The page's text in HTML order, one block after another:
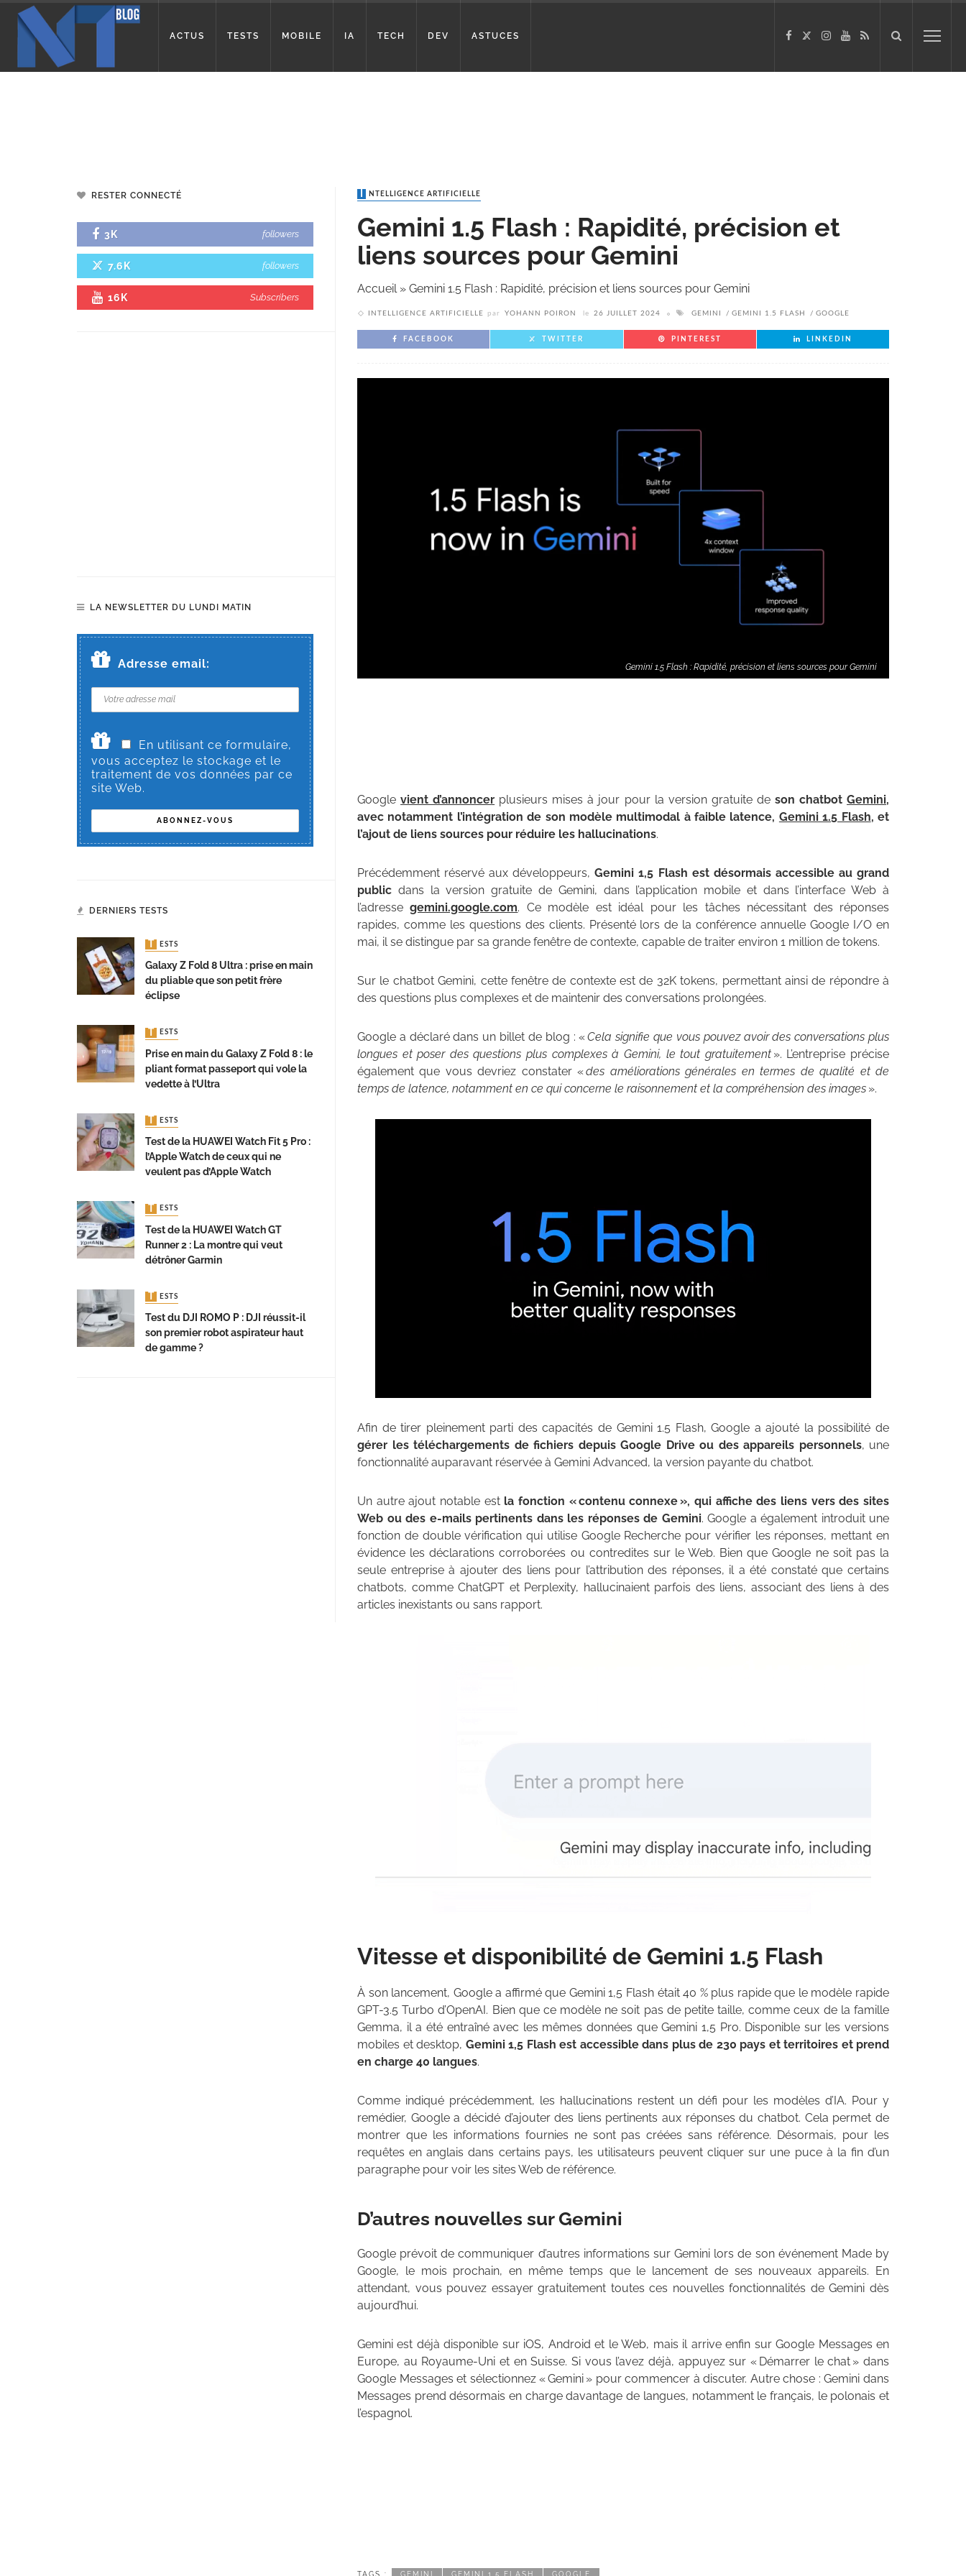
ACTUS TESTS MOBILE IA TECH DEV ASTUCES
INTELLIGENCE ARTIFICIELLE
Gemini 1.5 Flash : Rapidité, précision et
liens sources pour Gemini
Accueil» Gemini 1.5 Flash : Rapidité, précision et liens sources pour Gemini
INTELLIGENCE ARTIFICIELLE par YOHANN POIRON le 26 JUILLET 2024 GEMINI GEMINI 1.5 FLASH GOOGLE
FACEBOOK TWITTER PINTEREST LINKEDIN
Gemini 1.5 Flash : Rapidité, précision et liens sources pour Gemini
Googlevient d’annoncer plusieurs mises à jour pour la version gratuite de son chatbotGemini,
avec notamment l’intégration de son modèle multimodal à faible latence, Gemini 1.5 Flash, et
l’ajout de liens sources pour réduire les hallucinations.
Précédemment réservé aux développeurs,Gemini 1,5 Flash est désormais accessible au grand
public dans la version gratuite de Gemini, dans l’application mobile et dans l’interface Web à
l’adressegemini.google.com. Ce modèle est idéal pour les tâches nécessitant des réponses
rapides, comme les questions des clients. Présenté lors de la conférence annuelle Google I/O en
mai, il se distingue par sa grande fenêtre de contexte, capable de traiter environ 1 million de tokens.
Sur le chatbot Gemini, cette fenêtre de contexte est de 32K tokens, permettant ainsi de répondre à
des questions plus complexes et de maintenir des conversations prolongées.
Google a déclaré dans un billet de blog : «Cela signifie que vous pouvez avoir des conversations plus
longues et poser des questions plus complexes à Gemini, le tout gratuitement». L’entreprise précise
également que vous devriez constater «des améliorations générales en termes de qualité et de
temps de latence, notamment en ce qui concerne le raisonnement et la compréhension des images ».
Afin de tirer pleinement parti des capacités de Gemini 1.5 Flash, Google a ajouté la possibilité de
gérer les téléchargements de fichiers depuis Google Drive ou des appareils personnels, une
fonctionnalité auparavant réservée à Gemini Advanced, la version payante du chatbot.
Un autre ajout notable estla fonction « contenu connexe », qui affiche des liens vers des sites
Web ou des e-mails pertinents dans les réponses de Gemini. Google a également introduit une
fonction de double vérification qui utilise Google Recherche pour vérifier les réponses, mettant en
évidence les déclarations corroborées ou contredites sur le Web. Bien que Google ne soit pas la
seule entreprise à ajouter des liens pour l’attribution des réponses, il a été constaté que certains
chatbots, comme ChatGPT et Perplexity, hallucinaient parfois des liens, associant des liens à des
articles inexistants ou sans rapport.
Vitesse et disponibilité de Gemini 1.5 Flash
À son lancement, Google a affirmé que Gemini 1,5 Flash était 40 % plus rapide que le modèle rapide
GPT-3.5 Turbo d’OpenAI. Bien que ce modèle ne soit pas de petite taille, comme ceux de la famille
Gemma, il a été entraîné avec les mêmes données que Gemini 1,5 Pro. Disponible sur les versions
mobiles et desktop, Gemini 1,5 Flash est accessible dans plus de 230 pays et territoires et prend
en charge 40 langues.
Comme indiqué précédemment, les hallucinations restent un défi pour les modèles d’IA. Pour y
remédier, Google a décidé d’ajouter des liens pertinents aux réponses du chatbot. Cela permet de
montrer que les informations fournies ne sont pas créées sans référence. Désormais, pour les
requêtes en anglais dans certains pays, les utilisateurs peuvent cliquer sur une puce à la fin d’un
paragraphe pour voir les sites Web de référence.
D’autres nouvelles sur Gemini
Google prévoit de communiquer d’autres informations sur Gemini lors de son événement Made by
Google, le mois prochain, en même temps que le lancement de ses nouveaux appareils. En
attendant, vous pouvez essayer gratuitement toutes ces nouvelles fonctionnalités de Gemini dès
aujourd’hui.
Gemini est déjà disponible sur iOS, Android et le Web, mais il arrive enfin sur Google Messages en
Europe, au Royaume-Uni et en Suisse. Si vous l’avez déjà, appuyez sur « Démarrer le chat » dans
Google Messages et sélectionnez « Gemini » pour commencer à discuter. Autre chose : Gemini dans
Messages prend désormais en charge davantage de langues, notamment le français, le polonais et
l’espagnol.
TAGS : GEMINI GEMINI 1.5 FLASH GOOGLE
RESTER CONNECTÉ
3K followers
7.6K followers
16K Subscribers
LA NEWSLETTER DU LUNDI MATIN
Adresse email:
En utilisant ce formulaire,
vous acceptez le stockage et le
traitement de vos données par ce
site Web.
DERNIERS TESTS
TESTS
Galaxy Z Fold 8 Ultra : prise en main
du pliable que son petit frère
éclipse
TESTS
Prise en main du Galaxy Z Fold 8 : le
pliant format passeport qui vole la
vedette à l’Ultra
TESTS
Test de la HUAWEI Watch Fit 5 Pro :
l’Apple Watch de ceux qui ne
veulent pas d’Apple Watch
TESTS
Test de la HUAWEI Watch GT
Runner 2 : La montre qui veut
détrôner Garmin
TESTS
Test du DJI ROMO P : DJI réussit-il
son premier robot aspirateur haut
de gamme ?